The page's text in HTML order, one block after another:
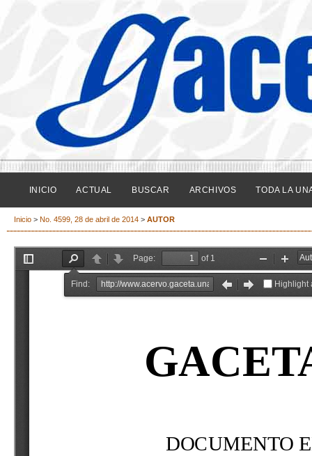
INICIO ACTUAL BUSCAR ARCHIVOS TODA LA
Inicio > No. 4599, 28 de abril de 2014 > AUTOR